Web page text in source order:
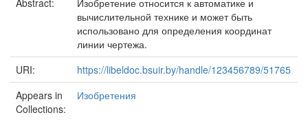
Abstract:
Изобретение относится к автоматике и
вычислительной технике и может быть
использовано для определения координат
линии чертежа.
URI:
https://libeldoc.bsuir.by/handle/123456789/51765
Appears in
Collections:
Изобретения